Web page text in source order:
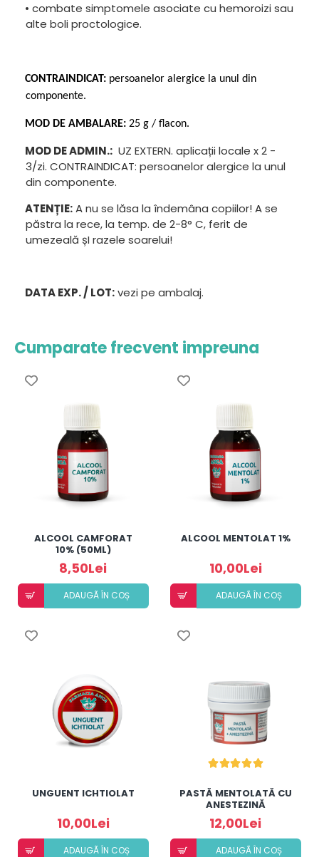
• combate simptomele asociate cu hemoroizi sau
alte boli proctologice.
CONTRAINDICAT: persoanelor alergice la unul din
componente.
MOD DE AMBALARE: 25 g / flacon.
MOD DE ADMIN.: UZ EXTERN. aplicații locale x 2 -
3/zi. CONTRAINDICAT: persoanelor alergice la unul
din componente.
ATENȚIE:A nu se lăsa la îndemâna copiilor! A se
păstra la rece, la temp. de 2-8° C, ferit de
umezeală șI razele soarelui!
DATA EXP. / LOT:vezi pe ambalaj.
Cumparate frecvent impreuna
ALCOOL CAMFORAT
10% (50ML)
8,50Lei
ADAUGÃ ÎN COȘ
ALCOOL MENTOLAT 1%
10,00Lei
ADAUGÃ ÎN COȘ
UNGUENT ICHTIOLAT
10,00Lei
ADAUGÃ ÎN COȘ
PASTĂ MENTOLATĂ CU
ANESTEZINĂ
12,00Lei
ADAUGÃ ÎN COȘ